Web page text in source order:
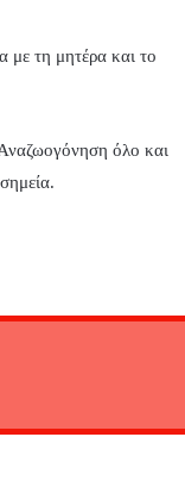
με τη μητέρα και το
όλο και